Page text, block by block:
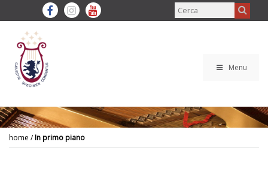
Menu
home /In primo piano